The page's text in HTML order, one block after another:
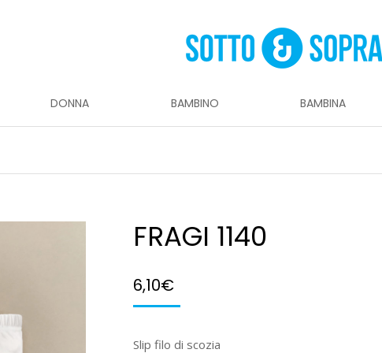
DONNA BAMBINO BAMBINA
FRAGI 1140
6,10€
Slip filo di scozia